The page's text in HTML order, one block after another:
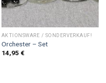
AKTIONSWARE / SONDERVERKAUF!
Orchester – Set
14,95 €